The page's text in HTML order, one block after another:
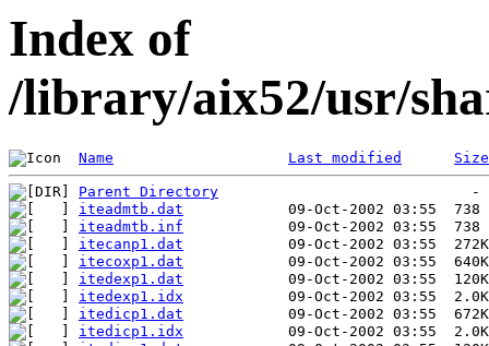
Index of
/library/aix52/usr/
Name Last modified Size
Parent Directory
iteadmtb.dat
iteadmtb.inf
itecanp1.dat
itecoxp1.dat
itedexp1.dat
itedexp1.idx
itedicp1.dat
itedicp1.idx